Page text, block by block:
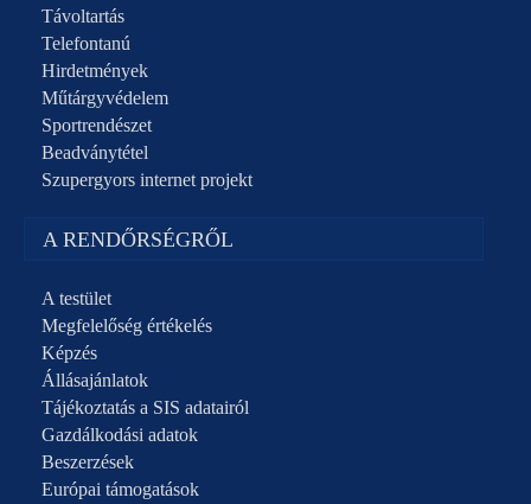
Távoltartás
Telefontanú
Hirdetmények
Műtárgyvédelem
Sportrendészet
Beadványtétel
Szupergyors internet projekt
A RENDŐRSÉGRŐL
A testület
Megfelelőség értékelés
Képzés
Állásajánlatok
Tájékoztatás a SIS adatairól
Gazdálkodási adatok
Beszerzések
Európai támogatások